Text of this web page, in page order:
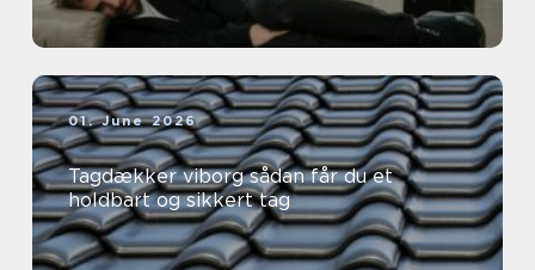
01. June 2026
Tagdækker viborg sådan får du et
holdbart og sikkert tag